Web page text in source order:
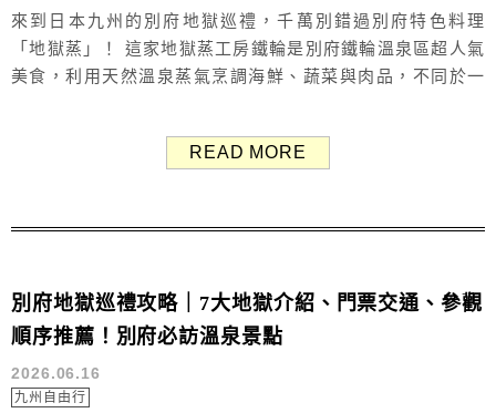
來到日本九州的別府地獄巡禮，千萬別錯過別府特色料理
「地獄蒸」！ 這家地獄蒸工房鐵輪是別府鐵輪溫泉區超人氣
美食，利用天然溫泉蒸氣烹調海鮮、蔬菜與肉品，不同於一
人。 本文分享地獄蒸工房鐵輪的菜單、點餐流程、地獄蒸體
READ MORE
別府地獄巡禮攻略｜7大地獄介紹、門票交通、參觀
順序推薦！別府必訪溫泉景點
2026.06.16
九州自由行